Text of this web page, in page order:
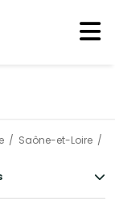
Saône-et-Loire